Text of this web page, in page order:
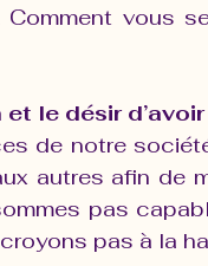
vous
le désir
de notre
autres afin de
pas
pas à la